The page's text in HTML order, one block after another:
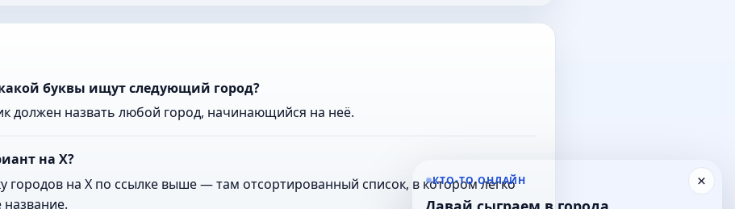
буквы ищут следующий город?
должен назвать любой город, начинающийся на неё.
на Х?
городов на Х по ссылке выше — там отсортированный список, в котором легко
×
КТО-ТО ОНЛАЙН